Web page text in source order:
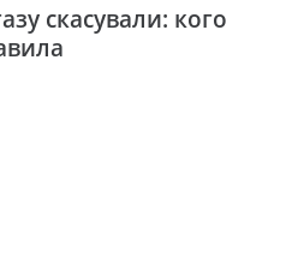
скасували: кого